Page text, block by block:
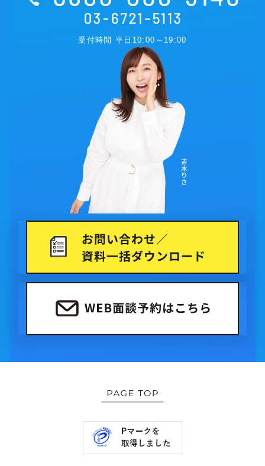
受付時間 平日10:00～19:00